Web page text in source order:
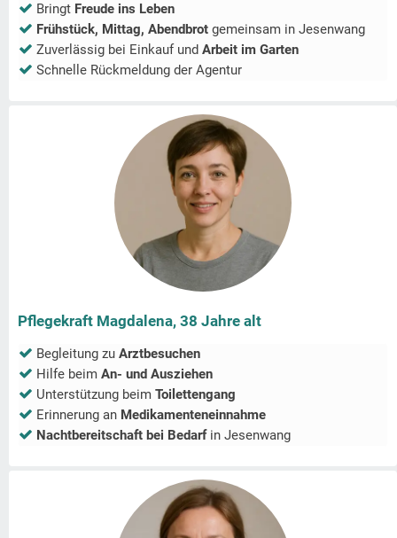
Bringt Freude ins Leben
Frühstück, Mittag, Abendbrot gemeinsam in Jesenwang
Zuverlässig bei Einkauf und Arbeit im Garten
Schnelle Rückmeldung der Agentur
Pflegekraft Magdalena, 38 Jahre alt
Begleitung zu Arztbesuchen
Hilfe beim An- und Ausziehen
Unterstützung beim Toilettengang
Erinnerung an Medikamenteneinnahme
Nachtbereitschaft bei Bedarfin Jesenwang